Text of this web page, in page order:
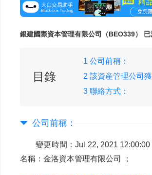
銀建國際資本管理有限公司（BEO339） 已
目錄
1 公司前稱：
2 該資産管理公司
3 聯絡方式：
公司前稱：
變更時間：Jul 22, 2021
名稱：金洛資本管理有限公司 ；